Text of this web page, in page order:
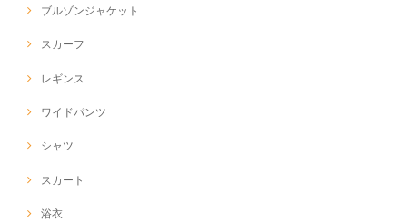
ブルゾンジャケット
スカーフ
レギンス
ワイドパンツ
シャツ
スカート
浴衣